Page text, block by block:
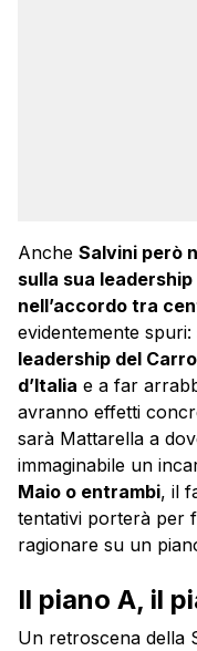
Anche Salvini però
sulla sua leadership
nell’accordo tra
evidentemente
leadership del
d’Italia e a far
avranno effetti
sarà Mattarella a
immaginabile un
Maio o entrambi, il
tentativi porterà per
ragionare su un
Il piano A, il
Un retroscena della